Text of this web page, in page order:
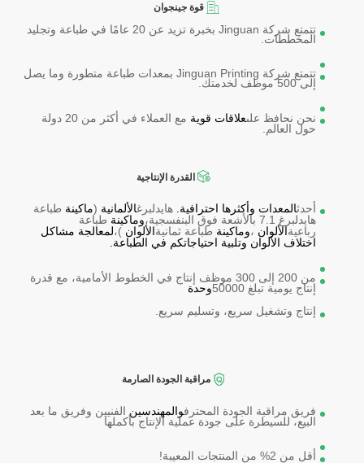
قوة جينجوان
تتمتع شركة Jinguan بخبرة تزيد عن 20 عامًا في طباعة وتجليد
المخططات.
تتمتع شركة Jinguan Printing بمعدات طباعة متطورة وما يصل
إلى 500 موظف لخدمتك.
نحن نحافظ علىعلاقات قوية
مع العملاء في أكثر من 20 دولة
حول العالم.
القدرة الإنتاجية
أحدثالمعدات وأكثرها احترافية. هايدلبرغالألمانية (ماكينة طباعة
هايدلبرغ 7.1 بالأشعة فوق البنفسجية،
وماكينة طباعة
رباعيةالألوان ،وماكينة طباعة ثمانيةالألوان )،لمعالجة مشاكل
اختلاف الألوان وتلبية احتياجاتكم في الطباعة.
من 200 إلى 300 موظف إنتاج في الخطوط الأمامية، مع قدرة
إنتاج يومية تبلغ 50000
وحدة
إنتاج وتشغيل سريع، وتسليم سريع.
مراقبة الجودة الصارمة
فريق مراقبة الجودة المحترفوالمهندسين الفنيين وفريق ما بعد
البيع، للسيطرة على جودة عملية الإنتاج بأكملها
أقل من 2% من المنتجات المعيبة!